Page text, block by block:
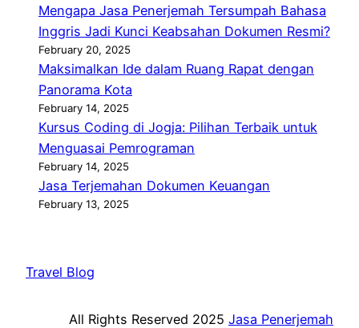
Mengapa Jasa Penerjemah Tersumpah Bahasa
Inggris Jadi Kunci Keabsahan Dokumen Resmi?
February 20, 2025
Maksimalkan Ide dalam Ruang Rapat dengan
Panorama Kota
February 14, 2025
Kursus Coding di Jogja: Pilihan Terbaik untuk
Menguasai Pemrograman
February 14, 2025
Jasa Terjemahan Dokumen Keuangan
February 13, 2025
Travel Blog
All Rights Reserved 2025 Jasa Penerjemah